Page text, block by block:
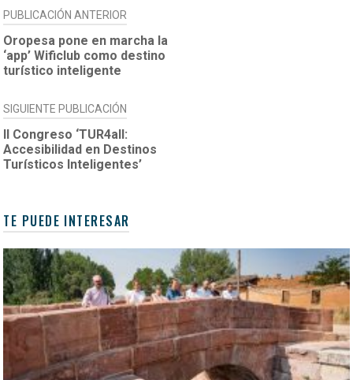
NAVEGACIÓN
DE
ENTRADAS
PUBLICACIÓN ANTERIOR
Oropesa pone en marcha la
‘app’ Wificlub como destino
turístico inteligente
SIGUIENTE PUBLICACIÓN
II Congreso ‘TUR4all:
Accesibilidad en Destinos
Turísticos Inteligentes’
TE PUEDE INTERESAR